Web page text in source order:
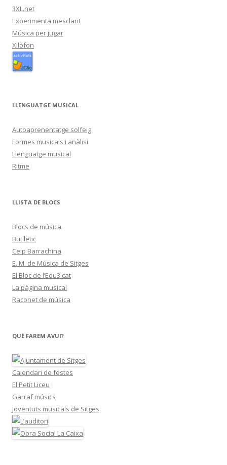
3XL.net
Experimenta mesclant
Música per jugar
Xilòfon
LLENGUATGE MUSICAL
Autoaprenentatge solfeig
Formes musicals i anàlisi
Llenguatge musical
Ritme
LLISTA DE BLOCS
Blocs de música
Butlletic
Ceip Barrachina
E. M. de Música de Sitges
El Bloc de l’Edu3.cat
La pàgina musical
Raconet de música
QUÈ FAREM AVUI?
Calendari de festes
El Petit Liceu
Garraf músics
Joventuts musicals de Sitges